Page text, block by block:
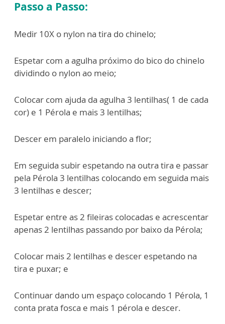
Passo a Passo:
Medir 10X o nylon na tira do chinelo;
Espetar com a agulha próximo do bico do chinelo
dividindo o nylon ao meio;
Colocar com ajuda da agulha 3 lentilhas( 1 de cada
cor) e 1 Pérola e mais 3 lentilhas;
Descer em paralelo iniciando a flor;
Em seguida subir espetando na outra tira e passar
pela Pérola 3 lentilhas colocando em seguida mais
3 lentilhas e descer;
Espetar entre as 2 fileiras colocadas e acrescentar
apenas 2 lentilhas passando por baixo da Pérola;
Colocar mais 2 lentilhas e descer espetando na
tira e puxar; e
Continuar dando um espaço colocando 1 Pérola, 1
conta prata fosca e mais 1 pérola e descer.